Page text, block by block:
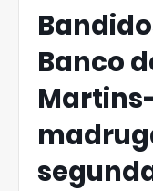
Banco